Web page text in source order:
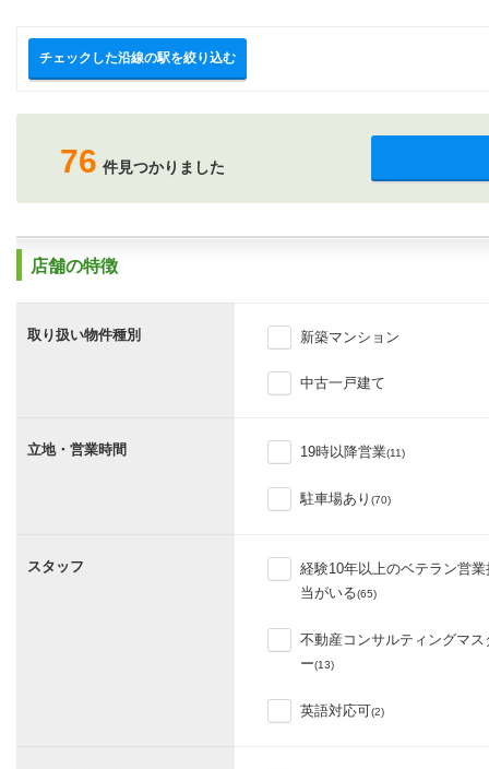
チェックした沿線の駅を絞り込む
76 件見つかりました
店舗の特徴
取り扱い物件種別 新築マンション
中古一戸建て
立地・営業時間 19時以降営業(11)
駐車場あり (70)
スタッフ
経験10年以上のベテラン営業
当がいる(65)
不動産コンサルティングマス
ー(13)
英語対応可(2)